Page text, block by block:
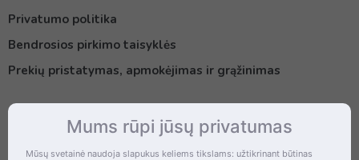
Privatumo politika
Bendrosios pirkimo taisyklės
Prekių pristatymas, apmokėjimas ir grąžinimas
KontaktaiMums rūpi jūsų privatumas
Mūsų svetainė naudoja slapukus keliems tikslams: užtikrinant būtinas